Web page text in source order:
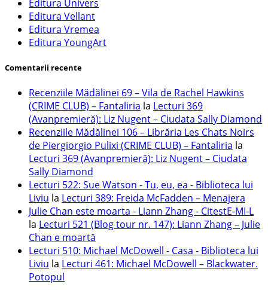
Editura Univers
Editura Vellant
Editura Vremea
Editura YoungArt
Comentarii recente
Recenziile Mădălinei 69 – Vila de Rachel Hawkins
(CRIME CLUB) – Fantaliria la Lecturi 369
(Avanpremieră): Liz Nugent – Ciudata Sally Diamond
Recenziile Mădălinei 106 – Librăria Les Chats Noirs
de Piergiorgio Pulixi (CRIME CLUB) – Fantaliria la
Lecturi 369 (Avanpremieră): Liz Nugent – Ciudata
Sally Diamond
Lecturi 522: Sue Watson - Tu, eu, ea - Biblioteca lui
Liviu la Lecturi 389: Freida McFadden – Menajera
Julie Chan este moarta - Liann Zhang - CitestE-MI-L
la Lecturi 521 (Blog tour nr. 147): Liann Zhang – Julie
Chan e moartă
Lecturi 510: Michael McDowell - Casa - Biblioteca lui
Liviu la Lecturi 461: Michael McDowell – Blackwater.
Potopul